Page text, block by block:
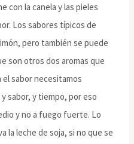
con la canela y las pieles
Los sabores típicos de
pero también se puede
son otros dos aromas que
el sabor necesitamos
sabor, y tiempo, por eso
y no a fuego fuerte. Lo
la leche de soja, si no que se